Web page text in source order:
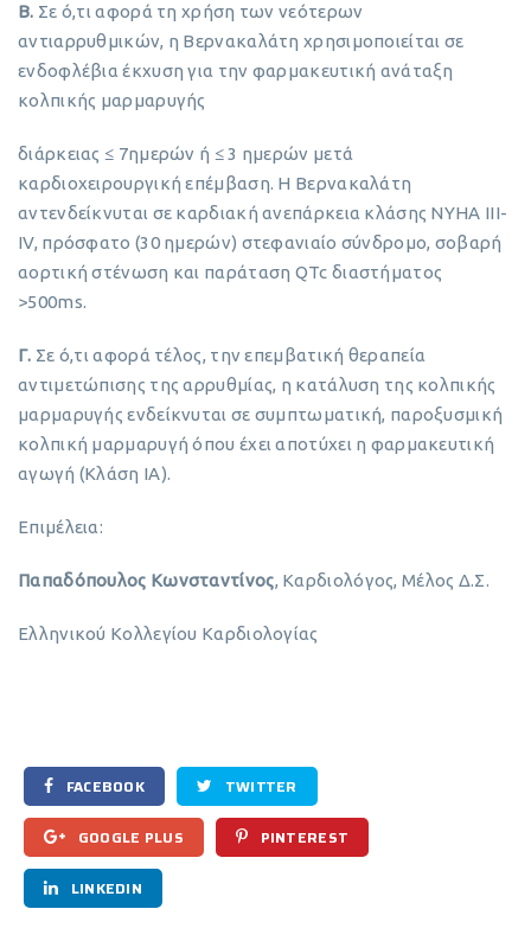
B. Σε ό,τι αφορά τη χρήση των νεότερων
αντιαρρυθμικών, η Βερνακαλάτη χρησιμοποιείται σε
ενδοφλέβια έκχυση για την φαρμακευτική ανάταξη
κολπικής μαρμαρυγής
διάρκειας ≤ 7ημερών ή ≤ 3 ημερών μετά
καρδιοχειρουργική επέμβαση. Η Βερνακαλάτη
αντενδείκνυται σε καρδιακή ανεπάρκεια κλάσης NYHA III-
ΙV, πρόσφατο (30 ημερών) στεφανιαίο σύνδρομο, σοβαρή
αορτική στένωση και παράταση QTc διαστήματος
>500ms.
Γ. Σε ό,τι αφορά τέλος, την επεμβατική θεραπεία
αντιμετώπισης της αρρυθμίας, η κατάλυση της κολπικής
μαρμαρυγής ενδείκνυται σε συμπτωματική, παροξυσμική
κολπική μαρμαρυγή όπου έχει αποτύχει η φαρμακευτική
αγωγή (Κλάση ΙΑ).
Επιμέλεια:
Παπαδόπουλος Κωνσταντίνος, Καρδιολόγος, Μέλος Δ.Σ.
Ελληνικού Κολλεγίου Καρδιολογίας
FACEBOOK TWITTER
GOOGLE PLUS PINTEREST
LINKEDIN